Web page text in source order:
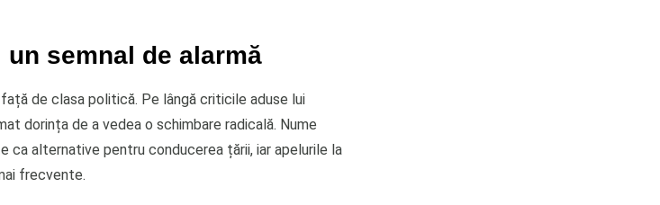
semnal de alarmă
față de clasa politică. Pe lângă criticile aduse lui
dorința de a vedea o schimbare radicală. Nume
ca alternative pentru conducerea țării, iar apelurile la
frecvente.